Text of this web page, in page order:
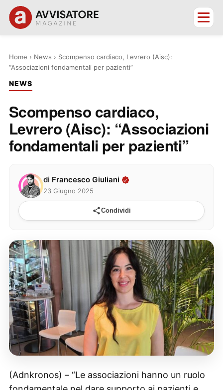
Home › News › Scompenso cardiaco, Levrero (Aisc):
“Associazioni fondamentali per pazienti”
NEWS
Scompenso cardiaco,
Levrero (Aisc): “Associazioni
fondamentali per pazienti”
di Francesco Giuliani
23 Giugno 2025
Condividi
(Adnkronos) – “Le associazioni hanno un ruolo